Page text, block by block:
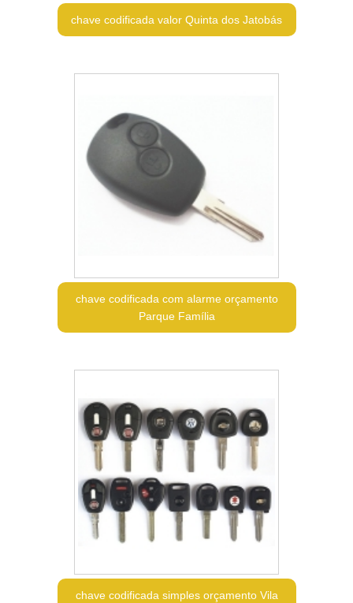
chave codificada valor Quinta dos Jatobás
chave codificada com alarme orçamento
Parque Família
chave codificada simples orçamento Vila